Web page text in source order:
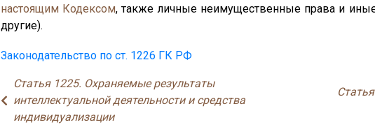
настоящим Кодексом, также личные неимущественные права и
другие).
Законодательство по ст. 1226 ГК РФ
Статья 1225. Охраняемые результаты
интеллектуальной деятельности и средства
индивидуализации